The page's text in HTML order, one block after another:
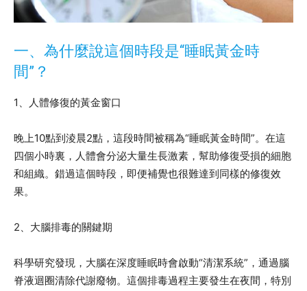
一、為什麼說這個時段是“睡眠黃金時
間”？
1、人體修復的黃金窗口
晚上10點到淩晨2點，這段時間被稱為“睡眠黃金時間”。在這
四個小時裏，人體會分泌大量生長激素，幫助修復受損的細胞
和組織。錯過這個時段，即便補覺也很難達到同樣的修復效
果。
2、大腦排毒的關鍵期
科學研究發現，大腦在深度睡眠時會啟動“清潔系統”，通過腦
脊液迴圈清除代謝廢物。這個排毒過程主要發生在夜間，特別